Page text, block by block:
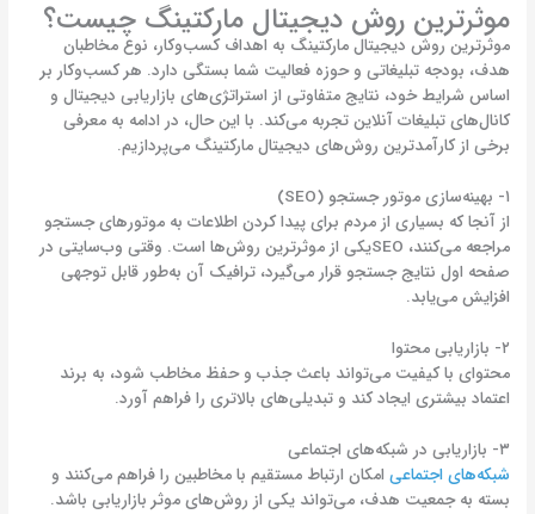
موثرترین روش دیجیتال مارکتینگ چیست؟
موثرترین روش دیجیتال مارکتینگ به اهداف کسب‌وکار، نوع مخاطبان
هدف، بودجه تبلیغاتی و حوزه فعالیت شما بستگی دارد. هر کسب‌وکار بر
اساس شرایط خود، نتایج متفاوتی از استراتژی‌های بازاریابی دیجیتال و
کانال‌های تبلیغات آنلاین تجربه می‌کند. با این حال، در ادامه به معرفی
برخی از کارآمدترین روش‌های دیجیتال مارکتینگ می‌پردازیم.
۱- بهینه‌سازی موتور جستجو (SEO)
از آنجا که بسیاری از مردم برای پیدا کردن اطلاعات به موتورهای جستجو
مراجعه می‌کنند، SEOیکی از موثرترین روش‌ها است. وقتی وب‌سایتی در
صفحه اول نتایج جستجو قرار می‌گیرد، ترافیک آن به‌طور قابل توجهی
افزایش می‌یابد.
۲- بازاریابی محتوا
محتوای با کیفیت می‌تواند باعث جذب و حفظ مخاطب شود، به برند
اعتماد بیشتری ایجاد کند و تبدیلی‌های بالاتری را فراهم آورد.
۳- بازاریابی در شبکه‌های اجتماعی
شبکه‌های اجتماعی امکان ارتباط مستقیم با مخاطبین را فراهم می‌کنند و
بسته به جمعیت هدف، می‌تواند یکی از روش‌های موثر بازاریابی باشد.